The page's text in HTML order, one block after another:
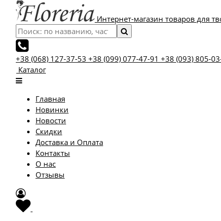
Интернет-магазин товаров для
+38 (068) 127-37-53 +38 (099) 077-47-91 +38 (093) 805-
Каталог
Главная
Новинки
Новости
Скидки
Доставка и Оплата
Контакты
О нас
Отзывы